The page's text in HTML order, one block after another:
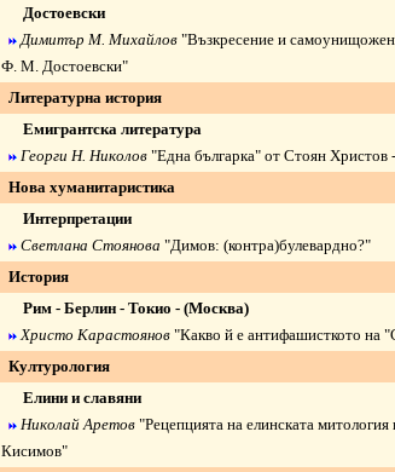
Достоевски
Димитър М. Михайлов "Възкресение и
Ф. М. Достоевски"
Литературна история
Емигрантска литература
Георги Н. Николов "Една българка" от Стоян Христов
Нова хуманитаристика
Интерпретации
Светлана Стоянова "Димов: (контра)булевардно?"
История
Рим - Берлин - Токио - (Москва)
Христо Карастоянов "Какво й е антифашисткото на
Културология
Елини и славяни
Николай Аретов "Рецепцията на елинската
Кисимов"